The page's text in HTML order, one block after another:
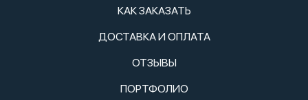
КАК ЗАКАЗАТЬ
ДОСТАВКА И ОПЛАТА
ОТЗЫВЫ
ПОРТФОЛИО